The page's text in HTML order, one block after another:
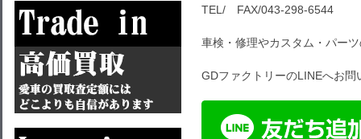
TEL/ FAX/043-298-6544
車検・修理やカスタム・パー
GDファクトリーのLINEへお問